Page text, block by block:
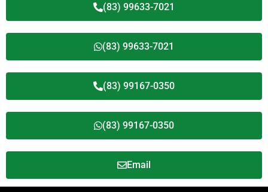
(83) 99633-7021
(83) 99633-7021
(83) 99167-0350
(83) 99167-0350
Email